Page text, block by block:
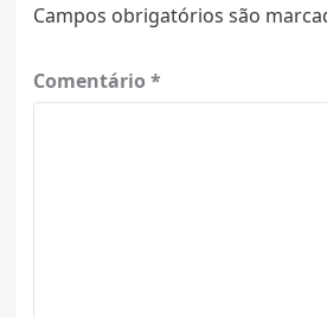
Campos obrigatórios são
Comentário *